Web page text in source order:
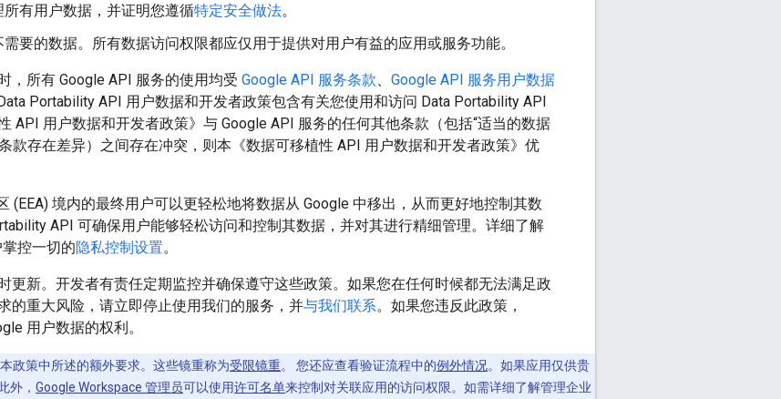
所有用户数据，并证明您遵循特定安全做法。
需要的数据。所有数据访问权限都应仅用于提供对用户有益的应用或服务功能。
，所有 Google API 服务的使用均受 Google API 服务条款、 Google API 服务用户数据
Portability API 用户数据和开发者政策包含有关您使用和访问 Data Portability API
API 用户数据和开发者政策》与 Google API 服务的任何其他条款（包括“适当的数据
款存在差异）之间存在冲突，则本《数据可移植性 API 用户数据和开发者政策》优
(EEA) 境内的最终用户可以更轻松地将数据从 Google 中移出，从而更好地控制其数
API 可确保用户能够轻松访问和控制其数据，并对其进行精细管理。详细了解
控一切的隐私控制设置。
更新。开发者有责任定期监控并确保遵守这些政策。如果您在任何时候都无法满足政
的重大风险，请立即停止使用我们的服务，并与我们联系。如果您违反此政策，
用户数据的权利。
政策中所述的额外要求。这些镜重称为受限镜重。 您还应查看验证流程中的例外情况。如果应用仅供贵
外， Google Workspace 管理员可以使用许可名单来控制对关联应用的访问权限。如需详细了解管理企业